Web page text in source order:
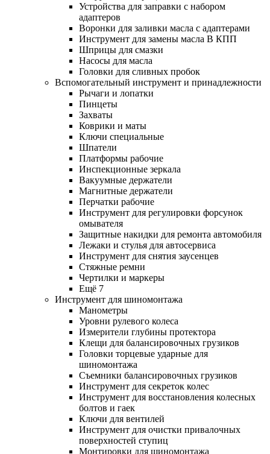
Устройства для заправки с набором
адаптеров
Воронки для заливки масла с адаптерами
Инструмент для замены масла В КПП
Шприцы для смазки
Насосы для масла
Головки для сливных пробок
Вспомогательный инструмент и принадлежности
Рычаги и лопатки
Пинцеты
Захваты
Коврики и маты
Ключи специальные
Шпатели
Платформы рабочие
Инспекционные зеркала
Вакуумные держатели
Магнитные держатели
Перчатки рабочие
Инструмент для регулировки форсунок
омывателя
Защитные накидки для ремонта автомобиля
Лежаки и стулья для автосервиса
Инструмент для снятия заусенцев
Стяжные ремни
Чертилки и маркеры
Ещё 7
Инструмент для шиномонтажа
Манометры
Уровни рулевого колеса
Измерители глубины протектора
Клещи для балансировочных грузиков
Головки торцевые ударные для
шиномонтажа
Съемники балансировочных грузиков
Инструмент для секреток колес
Инструмент для восстановления колесных
болтов и гаек
Ключи для вентилей
Инструмент для очистки привалочных
поверхностей ступиц
Монтировки для шиномонтажа